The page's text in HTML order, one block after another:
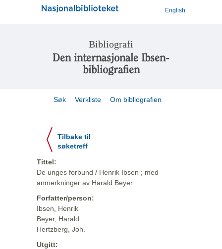
English
Bibliografi
Den internasjonale Ibsen-
bibliografien
Søk Verkliste Om bibliografien
Tilbake til
søketreff
Tittel:
De unges forbund / Henrik Ibsen ; med
anmerkninger av Harald Beyer
Forfatter/person:
Ibsen, Henrik
Beyer, Harald
Hertzberg, Joh.
Utgitt: